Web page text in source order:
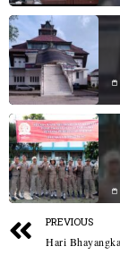
PREVIOUS